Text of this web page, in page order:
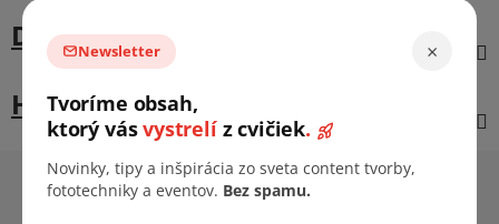
Diskusia
Hodnotenie (21)
Informácie pre vás
Newsletter
×
Tvoríme obsah,
ktorý vásvystrelíz cvičiek.
Novinky, tipy a inšpirácia zo sveta content tvorby,
fototechniky a eventov. Bez spamu.